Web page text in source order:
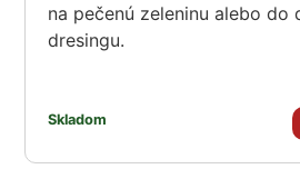
na pečenú zeleninu alebo do
dresingu.
Skladom